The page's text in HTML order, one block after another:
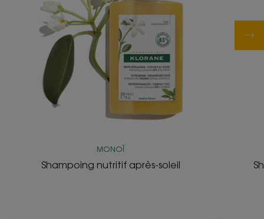
MONOÏ
Shampoing nutritif après-soleil